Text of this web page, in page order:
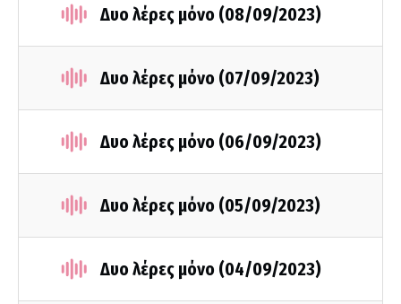
Δυο λέρες μόνο (08/09/2023)
Δυο λέρες μόνο (07/09/2023)
Δυο λέρες μόνο (06/09/2023)
Δυο λέρες μόνο (05/09/2023)
Δυο λέρες μόνο (04/09/2023)